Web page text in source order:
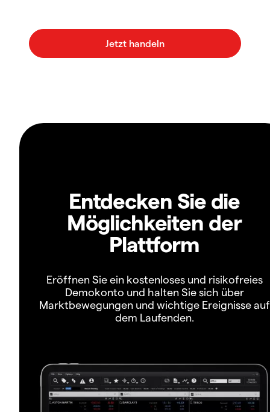
Entdecken Sie die
Möglichkeiten der
Plattform
Eröffnen Sie ein kostenloses und risikofreies
Demokonto und halten Sie sich über
Marktbewegungen und wichtige Ereignisse auf
dem Laufenden.